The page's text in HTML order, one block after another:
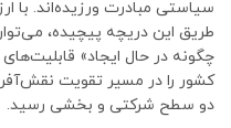
سیاستی مبادرت ورزیده‌اند. با
طریق این دریچه پیچیده،
چگونه در حال ایجاد»
کشور را در مسیر تقویت
دو سطح شرکتی و بخشی رسید.